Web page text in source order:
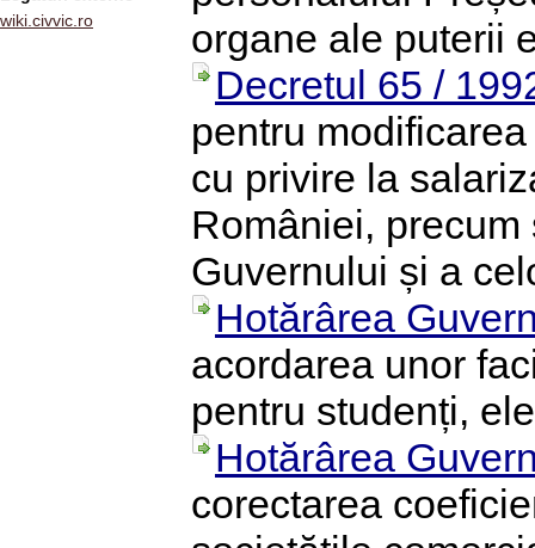
wiki.civvic.ro
organe ale puterii
Decretul 65 /
pentru
cu privire la
României,
Guvernului și a
Hotărârea
acordarea unor
pentru studenți,
Hotărârea
corectarea